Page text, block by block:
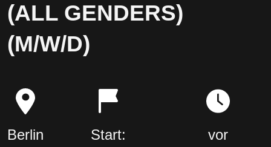
(ALL GENDERS)
(M/W/D)
Berlin
Start:
vor